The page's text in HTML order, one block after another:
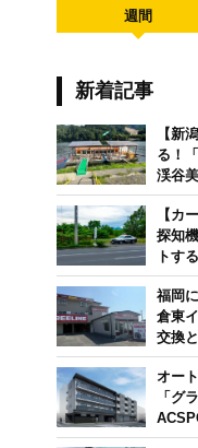
週間
新着記事
【新
る！
渓谷
【カ
探知
トす
版】
福岡
倉東
交換
オー
「グ
ス